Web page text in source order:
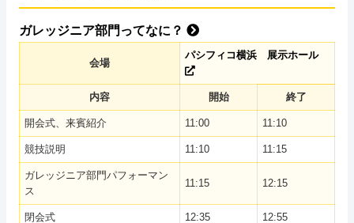
ガレッジニア部門ってなに？
会場
パシフィコ横浜 展示ホール
内容 開始 終了
開会式、来賓紹介 11:00 11:10
競技説明 11:10 11:15
ガレッジニア部門パフォーマン
ス
11:15 12:15
閉会式 12:35 12:55